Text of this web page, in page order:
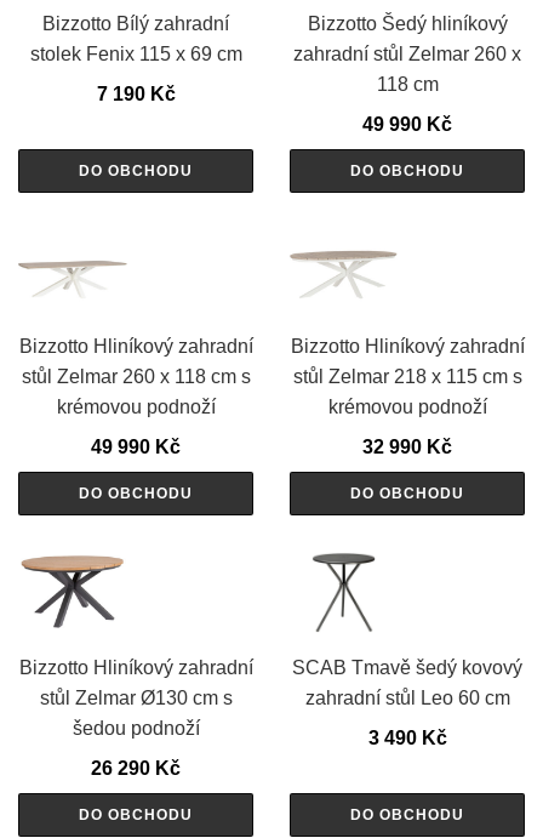
Bizzotto Bílý zahradní
stolek Fenix 115 x 69 cm
7 190 Kč
DO OBCHODU
Bizzotto Šedý hliníkový
zahradní stůl Zelmar 260 x
118 cm
49 990 Kč
DO OBCHODU
Bizzotto Hliníkový zahradní
stůl Zelmar 260 x 118 cm s
krémovou podnoží
49 990 Kč
DO OBCHODU
Bizzotto Hliníkový zahradní
stůl Zelmar 218 x 115 cm s
krémovou podnoží
32 990 Kč
DO OBCHODU
Bizzotto Hliníkový zahradní
stůl Zelmar Ø130 cm s
šedou podnoží
26 290 Kč
DO OBCHODU
SCAB Tmavě šedý kovový
zahradní stůl Leo 60 cm
3 490 Kč
DO OBCHODU